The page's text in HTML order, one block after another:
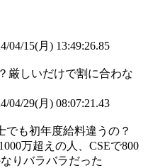
04/15(月) 13:49:26.85
厳しいだけで割に合わな
04/29(月) 08:07:21.43
でも初年度給料違うの？
万超えの人、CSEで800
りバラバラだった